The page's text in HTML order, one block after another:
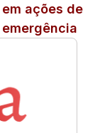
em ações de
emergência